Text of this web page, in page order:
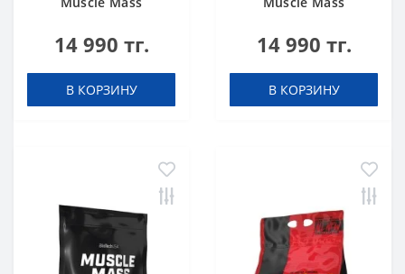
14 990 тг.
В КОРЗИНУ
14 990 тг.
В КОРЗИНУ